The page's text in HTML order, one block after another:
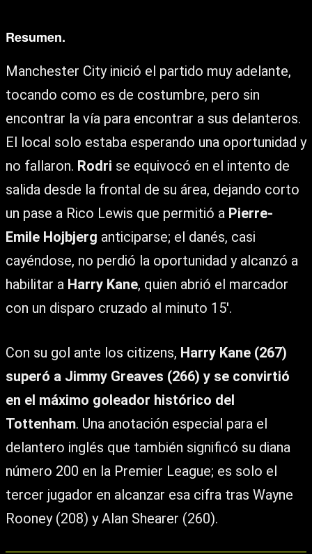
Resumen.
Manchester City inició el partido muy adelante,
tocando como es de costumbre, pero sin
encontrar la vía para encontrar a sus delanteros.
El local solo estaba esperando una oportunidad y
no fallaron. Rodri se equivocó en el intento de
salida desde la frontal de su área, dejando corto
un pase a Rico Lewis que permitió a Pierre-
Emile Hojbjerg anticiparse; el danés, casi
cayéndose, no perdió la oportunidad y alcanzó a
habilitar a Harry Kane, quien abrió el marcador
con un disparo cruzado al minuto 15′.
Con su gol ante los citizens, Harry Kane (267)
superó a Jimmy Greaves (266) y se convirtió
en el máximo goleador histórico del
Tottenham. Una anotación especial para el
delantero inglés que también significó su diana
número 200 en la Premier League; es solo el
tercer jugador en alcanzar esa cifra tras Wayne
Rooney (208) y Alan Shearer (260).